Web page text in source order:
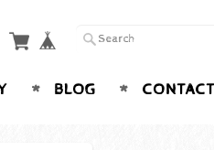
BLOG CONTACT